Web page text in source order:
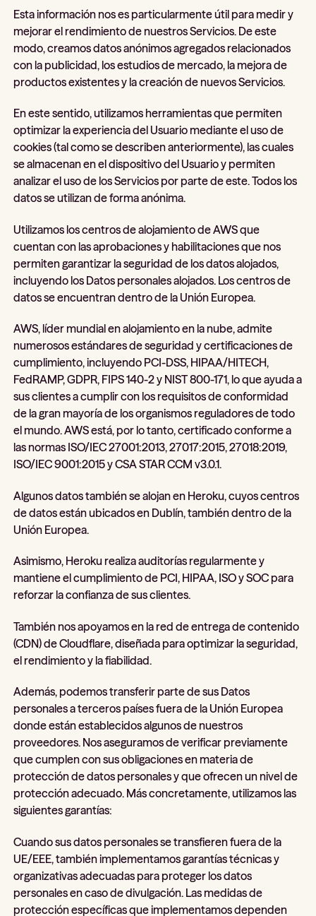
Esta información nos es particularmente útil para medir y
mejorar el rendimiento de nuestros Servicios. De este
modo, creamos datos anónimos agregados relacionados
con la publicidad, los estudios de mercado, la mejora de
productos existentes y la creación de nuevos Servicios.
En este sentido, utilizamos herramientas que permiten
optimizar la experiencia del Usuario mediante el uso de
cookies (tal como se describen anteriormente), las cuales
se almacenan en el dispositivo del Usuario y permiten
analizar el uso de los Servicios por parte de este. Todos los
datos se utilizan de forma anónima.
Utilizamos los centros de alojamiento de AWS que
cuentan con las aprobaciones y habilitaciones que nos
permiten garantizar la seguridad de los datos alojados,
incluyendo los Datos personales alojados. Los centros de
datos se encuentran dentro de la Unión Europea.
AWS, líder mundial en alojamiento en la nube, admite
numerosos estándares de seguridad y certificaciones de
cumplimiento, incluyendo PCI-DSS, HIPAA/HITECH,
FedRAMP, GDPR, FIPS 140-2 y NIST 800-171, lo que ayuda a
sus clientes a cumplir con los requisitos de conformidad
de la gran mayoría de los organismos reguladores de todo
el mundo. AWS está, por lo tanto, certificado conforme a
las normas ISO/IEC 27001:2013, 27017:2015, 27018:2019,
ISO/IEC 9001:2015 y CSA STAR CCM v3.0.1.
Algunos datos también se alojan en Heroku, cuyos centros
de datos están ubicados en Dublín, también dentro de la
Unión Europea.
Asimismo, Heroku realiza auditorías regularmente y
mantiene el cumplimiento de PCI, HIPAA, ISO y SOC para
reforzar la confianza de sus clientes.
También nos apoyamos en la red de entrega de contenido
(CDN) de Cloudflare, diseñada para optimizar la seguridad,
el rendimiento y la fiabilidad.
Además, podemos transferir parte de sus Datos
personales a terceros países fuera de la Unión Europea
donde están establecidos algunos de nuestros
proveedores. Nos aseguramos de verificar previamente
que cumplen con sus obligaciones en materia de
protección de datos personales y que ofrecen un nivel de
protección adecuado. Más concretamente, utilizamos las
siguientes garantías:
Cuando sus datos personales se transfieren fuera de la
UE/EEE, también implementamos garantías técnicas y
organizativas adecuadas para proteger los datos
personales en caso de divulgación. Las medidas de
protección específicas que implementamos dependen